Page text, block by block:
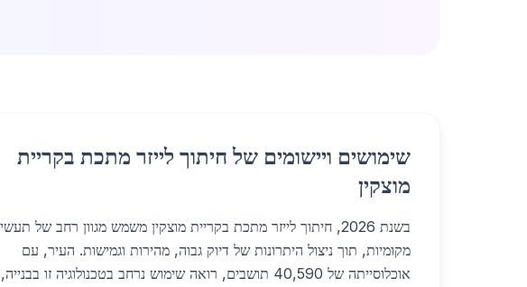
שימושים ויישומים של חיתוך לייזר מתכת בקריית
מוצקין
בשנת 2026, חיתוך לייזר מתכת בקריית מוצקין משמש מגוון רחב של
מקומיות, תוך ניצול היתרונות של דיוק גבוה, מהירות וגמישות. העיר, עם
אוכלוסייתה של 40,590 תושבים, רואה שימוש נרחב בטכנולוגיה זו בבנייה,